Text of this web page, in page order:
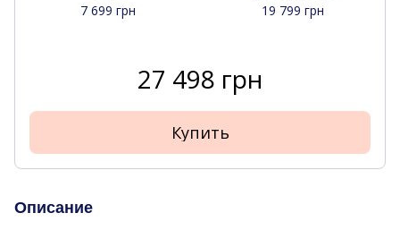
7 699 грн 19 799 грн
27 498 грн
Купить
Описание